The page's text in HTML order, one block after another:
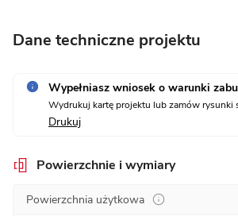
Dane techniczne projektu
Wypełniasz wniosek o warunki
Wydrukuj kartę projektu lub zamów rysunki
Drukuj
Powierzchnie i wymiary
Powierzchnia użytkowa